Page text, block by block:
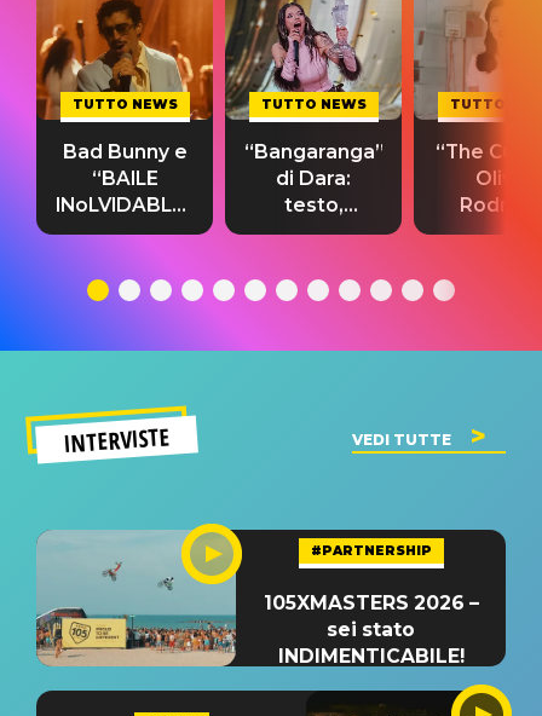
TUTTO NEWS
Bad Bunny e
“BAILE
INoLVIDABLE”:
testo,
significato
TUTTO NEWS
“Bangaranga”
di Dara:
testo,
traduzione e
del singolo
TUTTO
“The
Olivia
testo,
INTERVISTE VEDI TUTTE
#PARTNERSHIP
105XMASTERS 2026 –
sei stato
INDIMENTICABILE!